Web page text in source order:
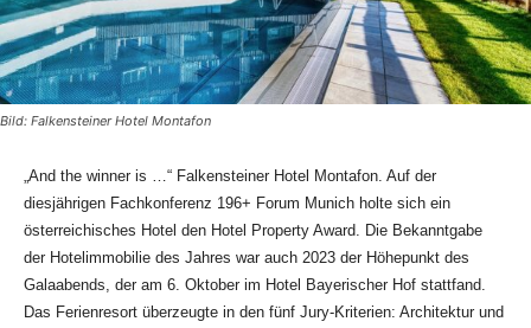
Bild: Falkensteiner Hotel Montafon
„And the winner is …“ Falkensteiner Hotel Montafon. Auf der
diesjährigen Fachkonferenz 196+ Forum Munich holte sich ein
österreichisches Hotel den Hotel Property Award. Die Bekanntgabe
der Hotelimmobilie des Jahres war auch 2023 der Höhepunkt des
Galaabends, der am 6. Oktober im Hotel Bayerischer Hof stattfand.
Das Ferienresort überzeugte in den fünf Jury-Kriterien: Architektur und